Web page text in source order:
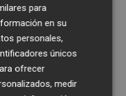
de los
piden un
el
para
en su
personales,
únicos
ofrecer
medir